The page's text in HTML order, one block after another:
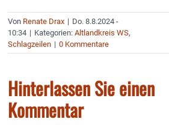
Von Renate Drax | Do. 8.8.2024 -
10:34 | Kategorien:Altlandkreis WS,
Schlagzeilen | 0 Kommentare
Hinterlassen Sie einen
Kommentar